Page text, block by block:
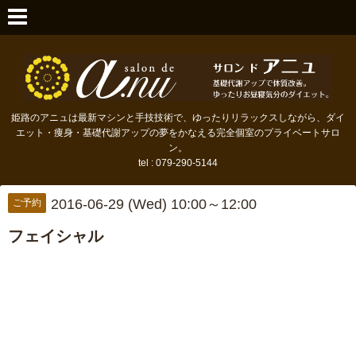
姫路のアニュは最新マシンと手技技術で、ゆったりリラックスしながら、ダイ
エット・痩身・基礎代謝アップの夢をかなえる完全個室のプライベートサロ
ン。
tel : 079-290-5144
ご予約 2016-06-29 (Wed) 10:00～12:00
フェイシャル